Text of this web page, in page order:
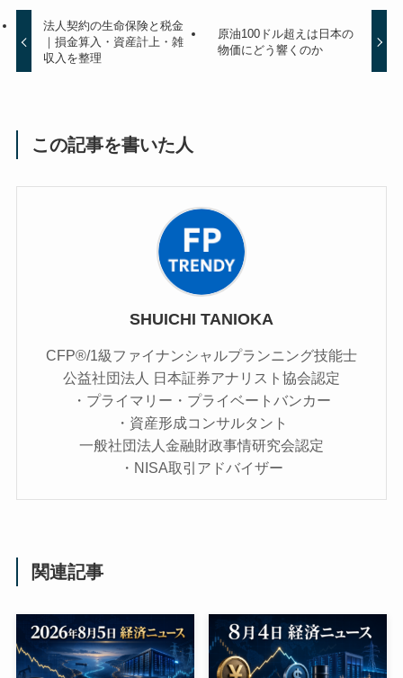
法人契約の生命保険と税金
｜損金算入・資産計上・雑
収入を整理
原油100ドル超えは日本の
物価にどう響くのか
この記事を書いた人
SHUICHI TANIOKA
CFP®/1級ファイナンシャルプランニング技能士
公益社団法人 日本証券アナリスト協会認定
・プライマリー・プライベートバンカー
・資産形成コンサルタント
一般社団法人金融財政事情研究会認定
・NISA取引アドバイザー
関連記事